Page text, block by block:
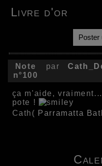
Livre d'or
Poster
Note
n°100
par
ça m'aide,
pote !
Cath( Parramatta